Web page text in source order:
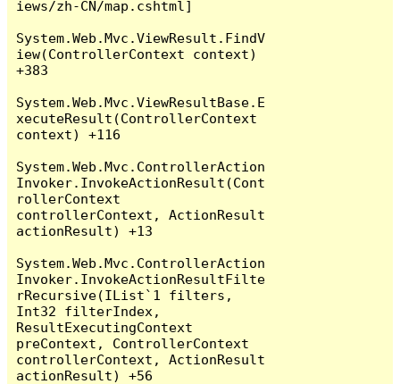
iews/zh-CN/map.cshtml]
System.Web.Mvc.ViewResult.FindV
iew(ControllerContext context)
+383
System.Web.Mvc.ViewResultBase.E
xecuteResult(ControllerContext
context) +116
System.Web.Mvc.ControllerAction
Invoker.InvokeActionResult(Cont
rollerContext
controllerContext, ActionResult
actionResult) +13
System.Web.Mvc.ControllerAction
Invoker.InvokeActionResultFilte
rRecursive(IList`1 filters,
Int32 filterIndex,
ResultExecutingContext
preContext, ControllerContext
controllerContext, ActionResult
actionResult) +56